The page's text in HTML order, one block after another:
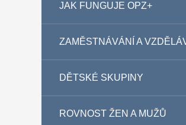
JAK FUNGUJE OPZ+
ZAMĚSTNÁVÁNÍ A
DĚTSKÉ SKUPINY
ROVNOST ŽEN A MUŽŮ